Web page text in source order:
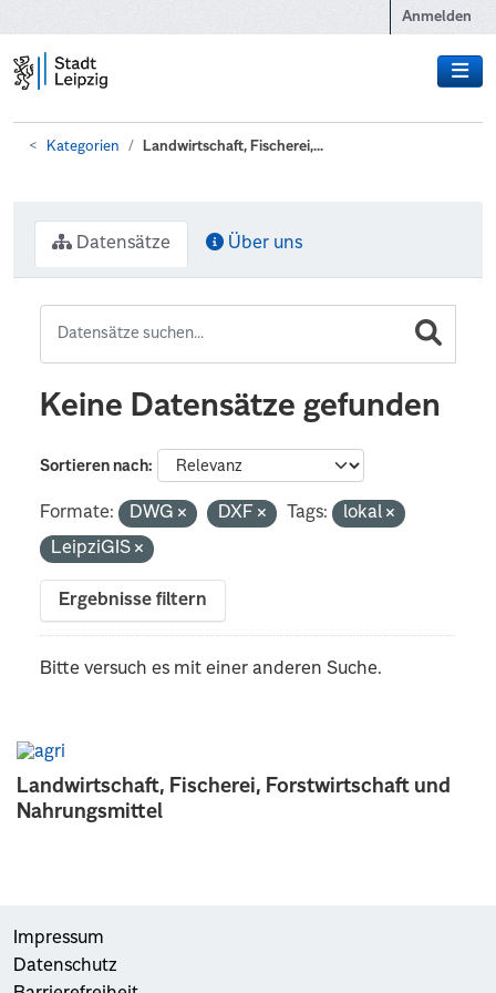
Anmelden
Kategorien Landwirtschaft, Fischerei,...
Landwirtschaft, Fischerei, Forstwirtschaft und
Nahrungsmittel
Datensätze Über uns
Keine Datensätze gefunden
Sortieren nach
Formate: DWG DXF Tags:
lokal
LeipziGIS
Ergebnisse filtern
Bitte versuch es mit einer anderen Suche.
Impressum
Datenschutz